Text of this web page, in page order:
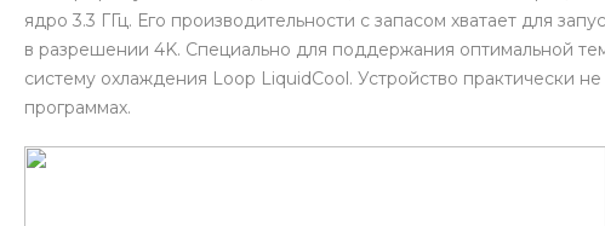
ядро 3.3 ГГц. Его производительности с запасом хватает для
в разрешении 4K. Специально для поддержания оптимальной
систему охлаждения Loop LiquidCool. Устройство практически
программах.